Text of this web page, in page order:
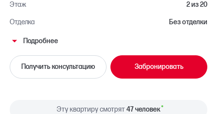
Этаж 2 из 20
Отделка Без отделки
Район
Вид из окна На улицу
Планировка Угловая
Подробнее
Забронировать
Получить консультацию
Эту квартиру смотрят47 человек